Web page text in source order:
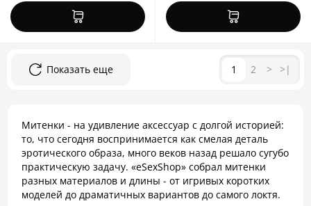
Показать еще 1 2 > >|
Митенки - на удивление аксессуар с долгой историей:
то, что сегодня воспринимается как смелая деталь
эротического образа, много веков назад решало сугубо
практическую задачу. «eSexShop» собрал митенки
разных материалов и длины - от игривых коротких
моделей до драматичных вариантов до самого локтя.